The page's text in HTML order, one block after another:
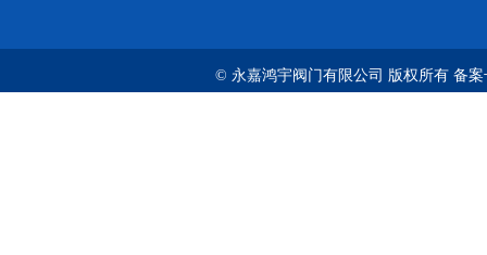
© 永嘉鸿宇阀门有限公司 版权所有 备案